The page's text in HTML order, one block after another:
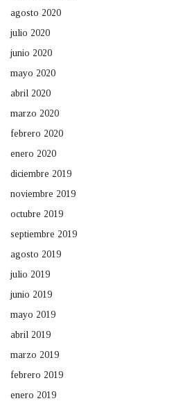
agosto 2020
julio 2020
junio 2020
mayo 2020
abril 2020
marzo 2020
febrero 2020
enero 2020
diciembre 2019
noviembre 2019
octubre 2019
septiembre 2019
agosto 2019
julio 2019
junio 2019
mayo 2019
abril 2019
marzo 2019
febrero 2019
enero 2019